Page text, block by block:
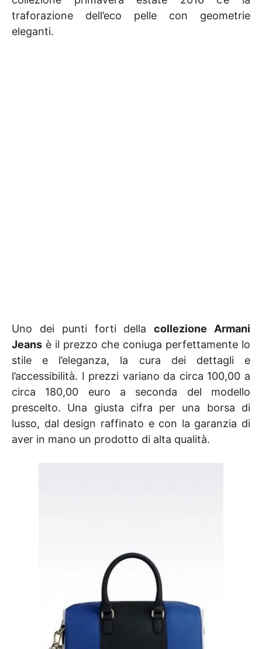
traforazione dell’eco pelle con geometrie
eleganti.
Uno dei punti forti dellacollezione Armani
Jeans è il prezzo che coniuga perfettamente lo
stile e l’eleganza, la cura dei dettagli e
l’accessibilità. I prezzi variano da circa 100,00 a
circa 180,00 euro a seconda del modello
prescelto. Una giusta cifra per una borsa di
lusso, dal design raffinato e con la garanzia di
aver in mano un prodotto di alta qualità.